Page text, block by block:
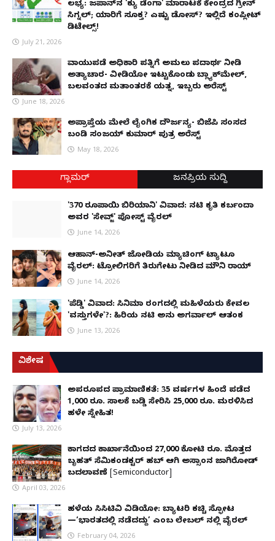
ಲಭ್ಯ: ಜಪಾನ್‌ನ 'ಕ್ಯು ಡೆಂಗಾ' ಮಾರಾಟಕ್ಕೆ ಕೇಂದ್ರದ ಗ್ರೀನ್
ಸಿಗ್ನಲ್; ಯಾರಿಗೆ ಸೂಕ್ತ? ಎಷ್ಟು ಡೋಸ್? ಇಲ್ಲಿದೆ ಕಂಪ್ಲೀಟ್
ಡಿಟೇಲ್ಸ್!
July 21, 2026
ವಾಯುಪಡೆ ಅಧಿಕಾರಿ ಪತ್ನಿಗೆ ಅಮಲು ಪದಾರ್ಥ ನೀಡಿ
ಅತ್ಯಾಚಾರ- ವೀಡಿಯೋ ಇಟ್ಟುಕೊಂಡು ಬ್ಲ್ಯಾಕ್‌ಮೇಲ್,
ಬಲವಂತದ ಮತಾಂತರಕ್ಕೆ ಯತ್ನ, ಇಬ್ಬರು ಅರೆಸ್ಟ್
June 18, 2026
ಅಪ್ರಾಪ್ತೆಯ ಮೇಲೆ ಲೈಂಗಿಕ ದೌರ್ಜನ್ಯ- ಬಿಜೆಪಿ ಸಂಸದ
ಬಂಡಿ ಸಂಜಯ್ ಕುಮಾರ್ ಪುತ್ರ ಅರೆಸ್ಟ್
May 18, 2026
ಗ್ಲಾಮರ್ ಜನಪ್ರಿಯ ಸುದ್ದಿ
'370 ರೂಪಾಯಿ ಬಿರಿಯಾನಿ' ವಿವಾದ: ನಟಿ ಕೃತಿ ಕರ್ಬಂದಾ
ಅವರ 'ಸೇವ್ಜ್' ಪೋಸ್ಟ್ ವೈರಲ್
June 14, 2026
ಆಹಾನ್-ಅನೀತ್ ಜೋಡಿಯ ಮ್ಯಾಚಿಂಗ್ ಟ್ಯಾಟೂ
ವೈರಲ್: ಟ್ರೋಲಿಗರಿಗೆ ತಿರುಗೇಟು ನೀಡಿದ ಮೌನಿ ರಾಯ್
June 14, 2026
'ಪೆಡ್ಡಿ' ವಿವಾದ: ಸಿನಿಮಾ ರಂಗದಲ್ಲಿ ಮಹಿಳೆಯರು ಕೇವಲ
'ವಸ್ತುಗಳೇ'?: ಹಿರಿಯ ನಟಿ ಅನು ಅಗರ್ವಾಲ್ ಆತಂಕ
June 13, 2026
ವಿಶೇಷ
ಅಪರೂಪದ ಪ್ರಾಮಾಣಿಕತೆ: 35 ವರ್ಷಗಳ ಹಿಂದೆ ಪಡೆದ
1,000 ರೂ. ಸಾಲಕ್ಕೆ ಬಡ್ಡಿ ಸೇರಿಸಿ 25,000 ರೂ. ಮರಳಿಸಿದ
ಹಳೇ ಸ್ನೇಹಿತ!
July 13, 2026
ಕಾಗದದ ಕಾರ್ಖಾನೆಯಿಂದ 27,000 ಕೋಟಿ ರೂ. ಮೊತ್ತದ
ಬೃಹತ್ ಸೆಮಿಕಂಡಕ್ಟರ್ ಹಬ್ ಆಗಿ ಅಸ್ಸಾಂನ ಜಾಗಿರೋಡ್
ಬದಲಾವಣೆ [Semiconductor]
April 03, 2026
ಹಳೆಯ ಸಿಸಿಟಿವಿ ವಿಡಿಯೋ: ಬ್ಯಾಟರಿ ಕಚ್ಚಿ ಸ್ಫೋಟ
—‘ಭಾರತದಲ್ಲಿ ನಡೆದದ್ದು’ ಎಂಬ ಲೇಬಲ್ ನಲ್ಲಿ ವೈರಲ್
February 04, 2026